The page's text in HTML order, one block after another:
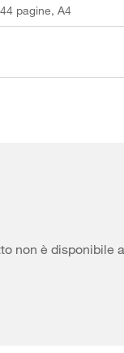
pagine, A4
non è disponibile